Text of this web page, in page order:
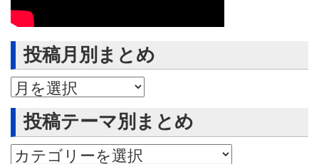
投稿月別まとめ
投稿月別まとめ
投稿テーマ別まとめ